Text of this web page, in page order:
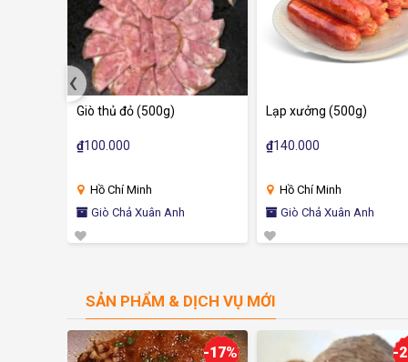
Giò thủ đỏ (500g)
100.000
Hồ Chí Minh
Giò Chả Xuân Anh
Lạp xưởng (500g)
140.000
Hồ Chí Minh
Giò Chả Xuân Anh
‹
SẢN PHẨM & DỊCH VỤ MỚI
-17% -